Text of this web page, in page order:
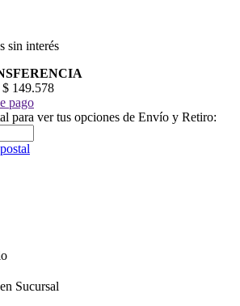
sin interés
$ 149.578
pago
para ver tus opciones de Envío y Retiro:
Sucursal